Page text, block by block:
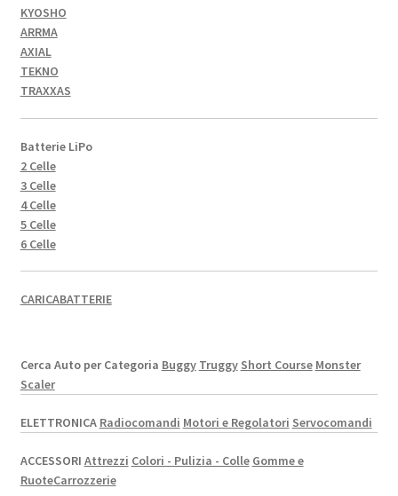
KYOSHO
ARRMA
AXIAL
TEKNO
TRAXXAS
Batterie LiPo
2 Celle
3 Celle
4 Celle
5 Celle
6 Celle
CARICABATTERIE
Cerca Auto per Categoria Buggy Truggy Short Course Monster
Scaler
ELETTRONICA Radiocomandi Motori e Regolatori Servocomandi
ACCESSORI Attrezzi Colori - Pulizia - Colle Gomme e
RuoteCarrozzerie